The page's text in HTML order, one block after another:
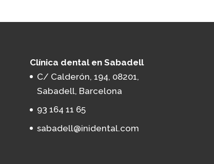
Clínica dental en Sabadell
C/ Calderón, 194, 08201,
Sabadell, Barcelona
93 164 11 65
sabadell@inidental.com